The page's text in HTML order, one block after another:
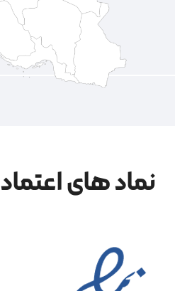
نماد های اعتماد